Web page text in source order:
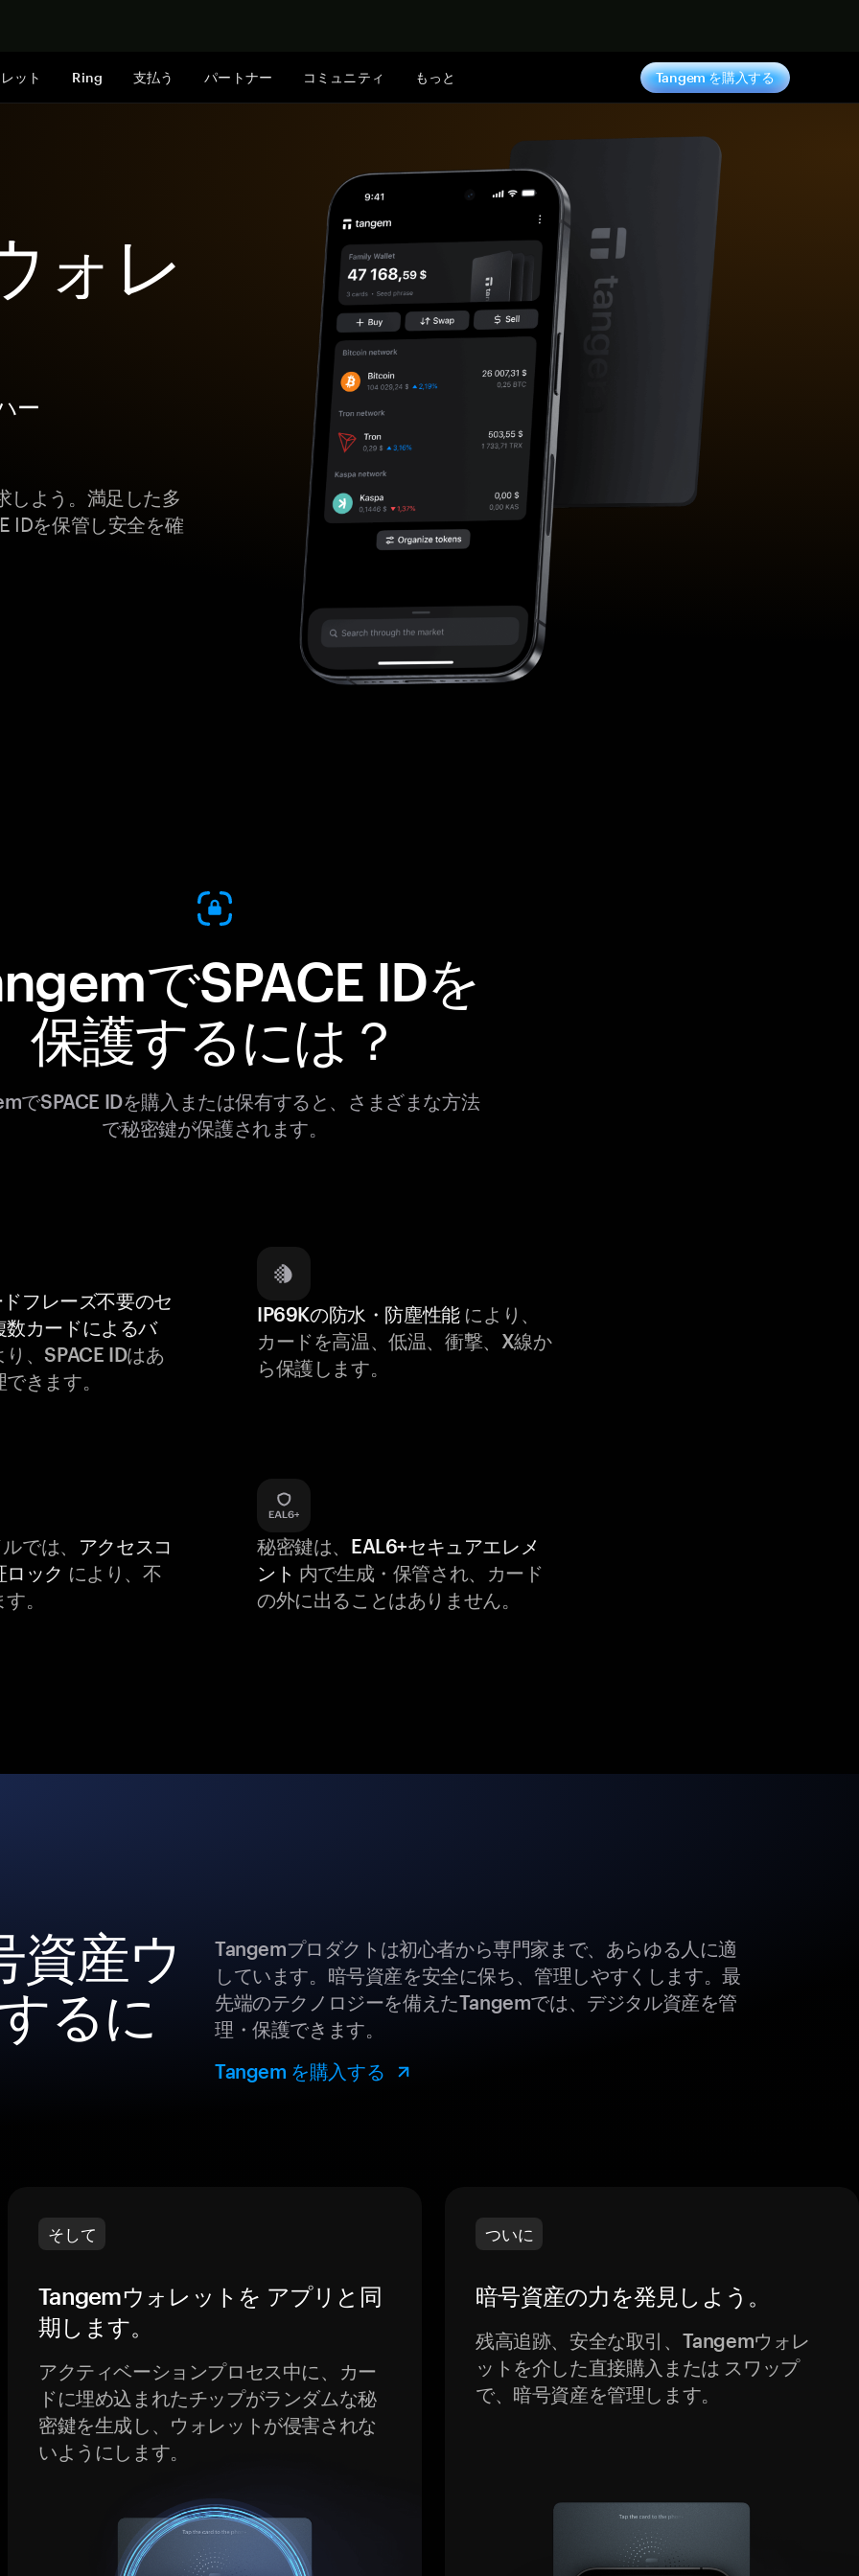
ット Ring 支払う パートナー コミュニティ もっと Tangem を購入する
ォレ
ー
しよう。満足した多
IDを保管し安全を確
でSPACE IDを
保護するには？
でSPACE IDを購入または保有すると、さまざまな方法
で秘密鍵が保護されます。
フレーズ不要のセ
数カードによるバ
り、SPACE IDはあ
きます。
IP69Kの防水・防塵性能により、
カードを高温、低温、衝撃、X線か
ら保護します。
では、 アクセスコ
ロック により、不
。
秘密鍵は、 EAL6+セキュアエレメ
ント 内で生成・保管され、カード
の外に出ることはありません。
資産ウ
るに
Tangemプロダクトは初心者から専門家まで、あらゆる人に適
しています。暗号資産を安全に保ち、管理しやすくします。最
先端のテクノロジーを備えたTangemでは、デジタル資産を管
理・保護できます。
Tangem を購入する
そして
Tangemウォレットを アプリと同
期します。
アクティベーションプロセス中に、カー
ドに埋め込まれたチップがランダムな秘
密鍵を生成し、ウォレットが侵害されな
いようにします。
ついに
暗号資産の力を発見しよう。
残高追跡、安全な取引、Tangemウォレ
ットを介した直接購入または スワップ
で、暗号資産を管理します。